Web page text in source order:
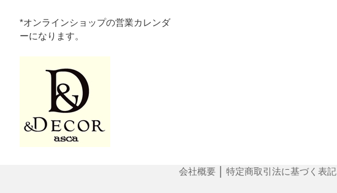
*オンラインショップの営業カレンダ
ーになります。
会社概要 特定商取引法に基づく表記